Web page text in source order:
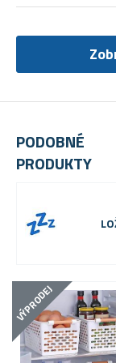
PODOBNÉ
PRODUKTY
VÝPRODEJ